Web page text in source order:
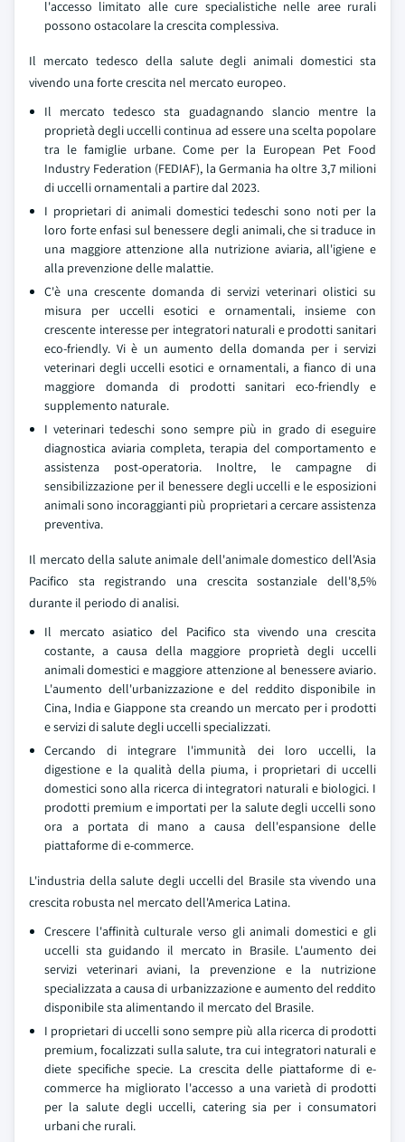
l'accesso limitato alle cure specialistiche nelle aree rurali
possono ostacolare la crescita complessiva.
Il mercato tedesco della salute degli animali domestici sta
vivendo una forte crescita nel mercato europeo.
Il mercato tedesco sta guadagnando slancio mentre la
proprietà degli uccelli continua ad essere una scelta popolare
tra le famiglie urbane. Come per la European Pet Food
Industry Federation (FEDIAF), la Germania ha oltre 3,7 milioni
di uccelli ornamentali a partire dal 2023.
I proprietari di animali domestici tedeschi sono noti per la
loro forte enfasi sul benessere degli animali, che si traduce in
una maggiore attenzione alla nutrizione aviaria, all'igiene e
alla prevenzione delle malattie.
C'è una crescente domanda di servizi veterinari olistici su
misura per uccelli esotici e ornamentali, insieme con
crescente interesse per integratori naturali e prodotti sanitari
eco-friendly. Vi è un aumento della domanda per i servizi
veterinari degli uccelli esotici e ornamentali, a fianco di una
maggiore domanda di prodotti sanitari eco-friendly e
supplemento naturale.
I veterinari tedeschi sono sempre più in grado di eseguire
diagnostica aviaria completa, terapia del comportamento e
assistenza post-operatoria. Inoltre, le campagne di
sensibilizzazione per il benessere degli uccelli e le esposizioni
animali sono incoraggianti più proprietari a cercare assistenza
preventiva.
Il mercato della salute animale dell'animale domestico dell'Asia
Pacifico sta registrando una crescita sostanziale dell'8,5%
durante il periodo di analisi.
Il mercato asiatico del Pacifico sta vivendo una crescita
costante, a causa della maggiore proprietà degli uccelli
animali domestici e maggiore attenzione al benessere aviario.
L'aumento dell'urbanizzazione e del reddito disponibile in
Cina, India e Giappone sta creando un mercato per i prodotti
e servizi di salute degli uccelli specializzati.
Cercando di integrare l'immunità dei loro uccelli, la
digestione e la qualità della piuma, i proprietari di uccelli
domestici sono alla ricerca di integratori naturali e biologici. I
prodotti premium e importati per la salute degli uccelli sono
ora a portata di mano a causa dell'espansione delle
piattaforme di e-commerce.
L'industria della salute degli uccelli del Brasile sta vivendo una
crescita robusta nel mercato dell'America Latina.
Crescere l'affinità culturale verso gli animali domestici e gli
uccelli sta guidando il mercato in Brasile. L'aumento dei
servizi veterinari aviani, la prevenzione e la nutrizione
specializzata a causa di urbanizzazione e aumento del reddito
disponibile sta alimentando il mercato del Brasile.
I proprietari di uccelli sono sempre più alla ricerca di prodotti
premium, focalizzati sulla salute, tra cui integratori naturali e
diete specifiche specie. La crescita delle piattaforme di e-
commerce ha migliorato l'accesso a una varietà di prodotti
per la salute degli uccelli, catering sia per i consumatori
urbani che rurali.